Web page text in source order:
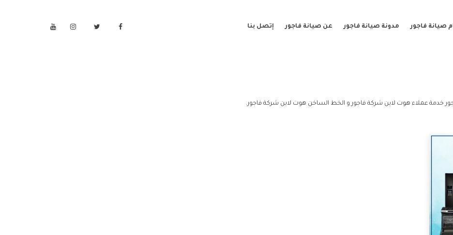
صيانة فاجور مدونة صيانة فاجور عن صيانة فاجور إتصل بنا
خدمة عملاء هوت لاين شركة فاجور و الخط الساخن هوت لاين شركة فاجور.